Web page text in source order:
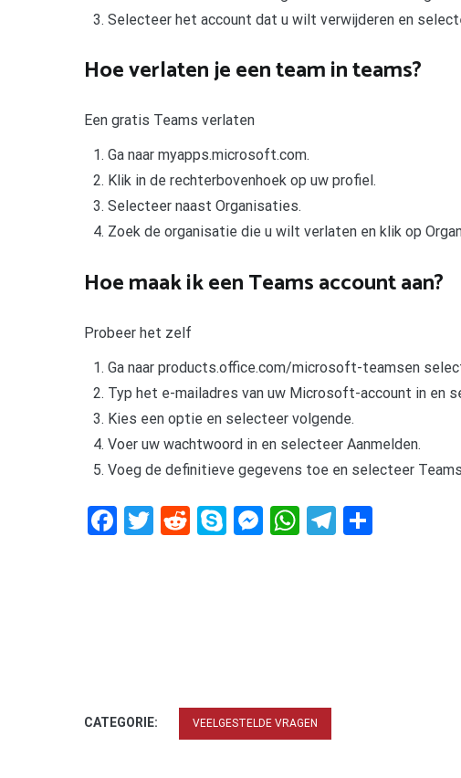
Selecteer het account dat u wilt verwijderen en
Hoe verlaten je een team in teams?
Een gratis Teams verlaten
Ga naar myapps.microsoft.com.
Klik in de rechterbovenhoek op uw profiel.
Selecteer naast Organisaties.
Zoek de organisatie die u wilt verlaten en klik op
Hoe maak ik een Teams account aan?
Probeer het zelf
Ga naar products.office.com/microsoft-teamsen
Typ het e-mailadres van uw Microsoft-account in en
Kies een optie en selecteer volgende.
Voer uw wachtwoord in en selecteer Aanmelden.
Voeg de definitieve gegevens toe en selecteer
Facebook
Twitter
RedditSkypeMessenger
WhatsApp
Telegram
CATEGORIE: VEELGESTELDE VRAGEN